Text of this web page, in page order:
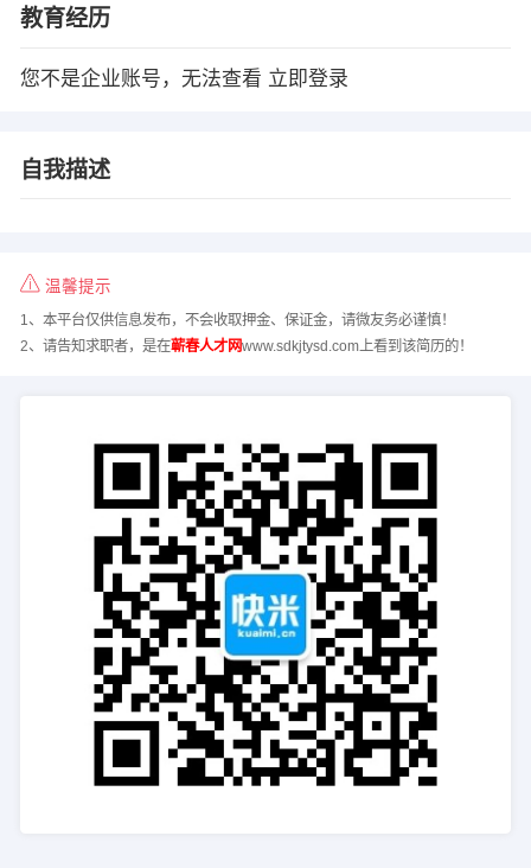
教育经历
您不是企业账号，无法查看 立即登录
自我描述
温馨提示
1、本平台仅供信息发布，不会收取押金、保证金，请微友务必谨慎！
2、请告知求职者，是在蕲春人才网www.sdkjtysd.com上看到该简历的！